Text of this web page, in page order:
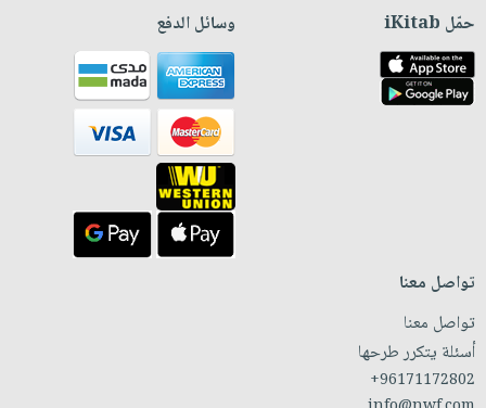
حمّل iKitab وسائل الدفع
تواصل معنا
تواصل معنا
أسئلة يتكرر طرحها
+96171172802